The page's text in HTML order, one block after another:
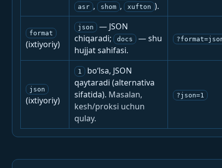
asr , shom , xufton ).
format
(ixtiyoriy)
json
— JSON
chiqaradi;
docs
— shu
hujjat sahifasi.
json
(ixtiyoriy)
1
bo‘lsa, JSON
qaytaradi (alternativa
sifatida). Masalan,
kesh/proksi uchun
qulay.
?json=1